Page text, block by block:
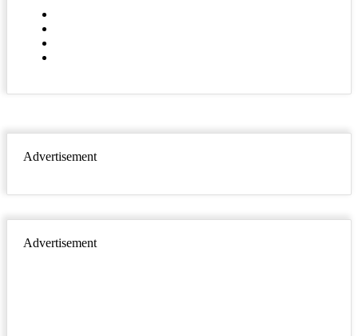
Advertisement
Advertisement